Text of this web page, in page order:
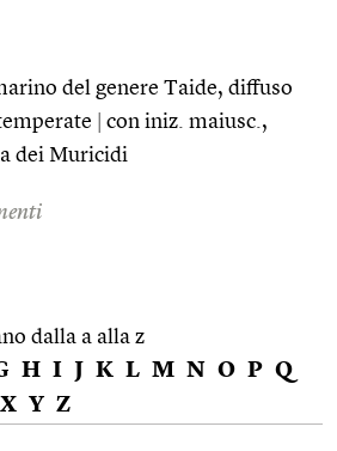
del genere Taide, diffuso
con iniz. maiusc.,
dei Muricidi
dalla a alla z
H I J K L M N O P Q
X Y Z